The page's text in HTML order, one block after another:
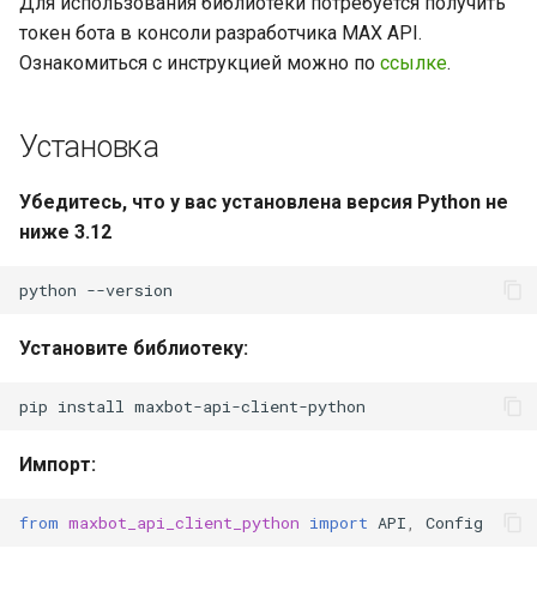
и
я
о
с
Объекты
токен бота в консоли разработчика MAX API.
Ознакомиться с инструкцией можно по ссылке.
Установка
Убедитесь, что у вас установлена версия Python не
ниже 3.12
python
Установите библиотеку:
Импорт:
from maxbot_api_client_python import API Config